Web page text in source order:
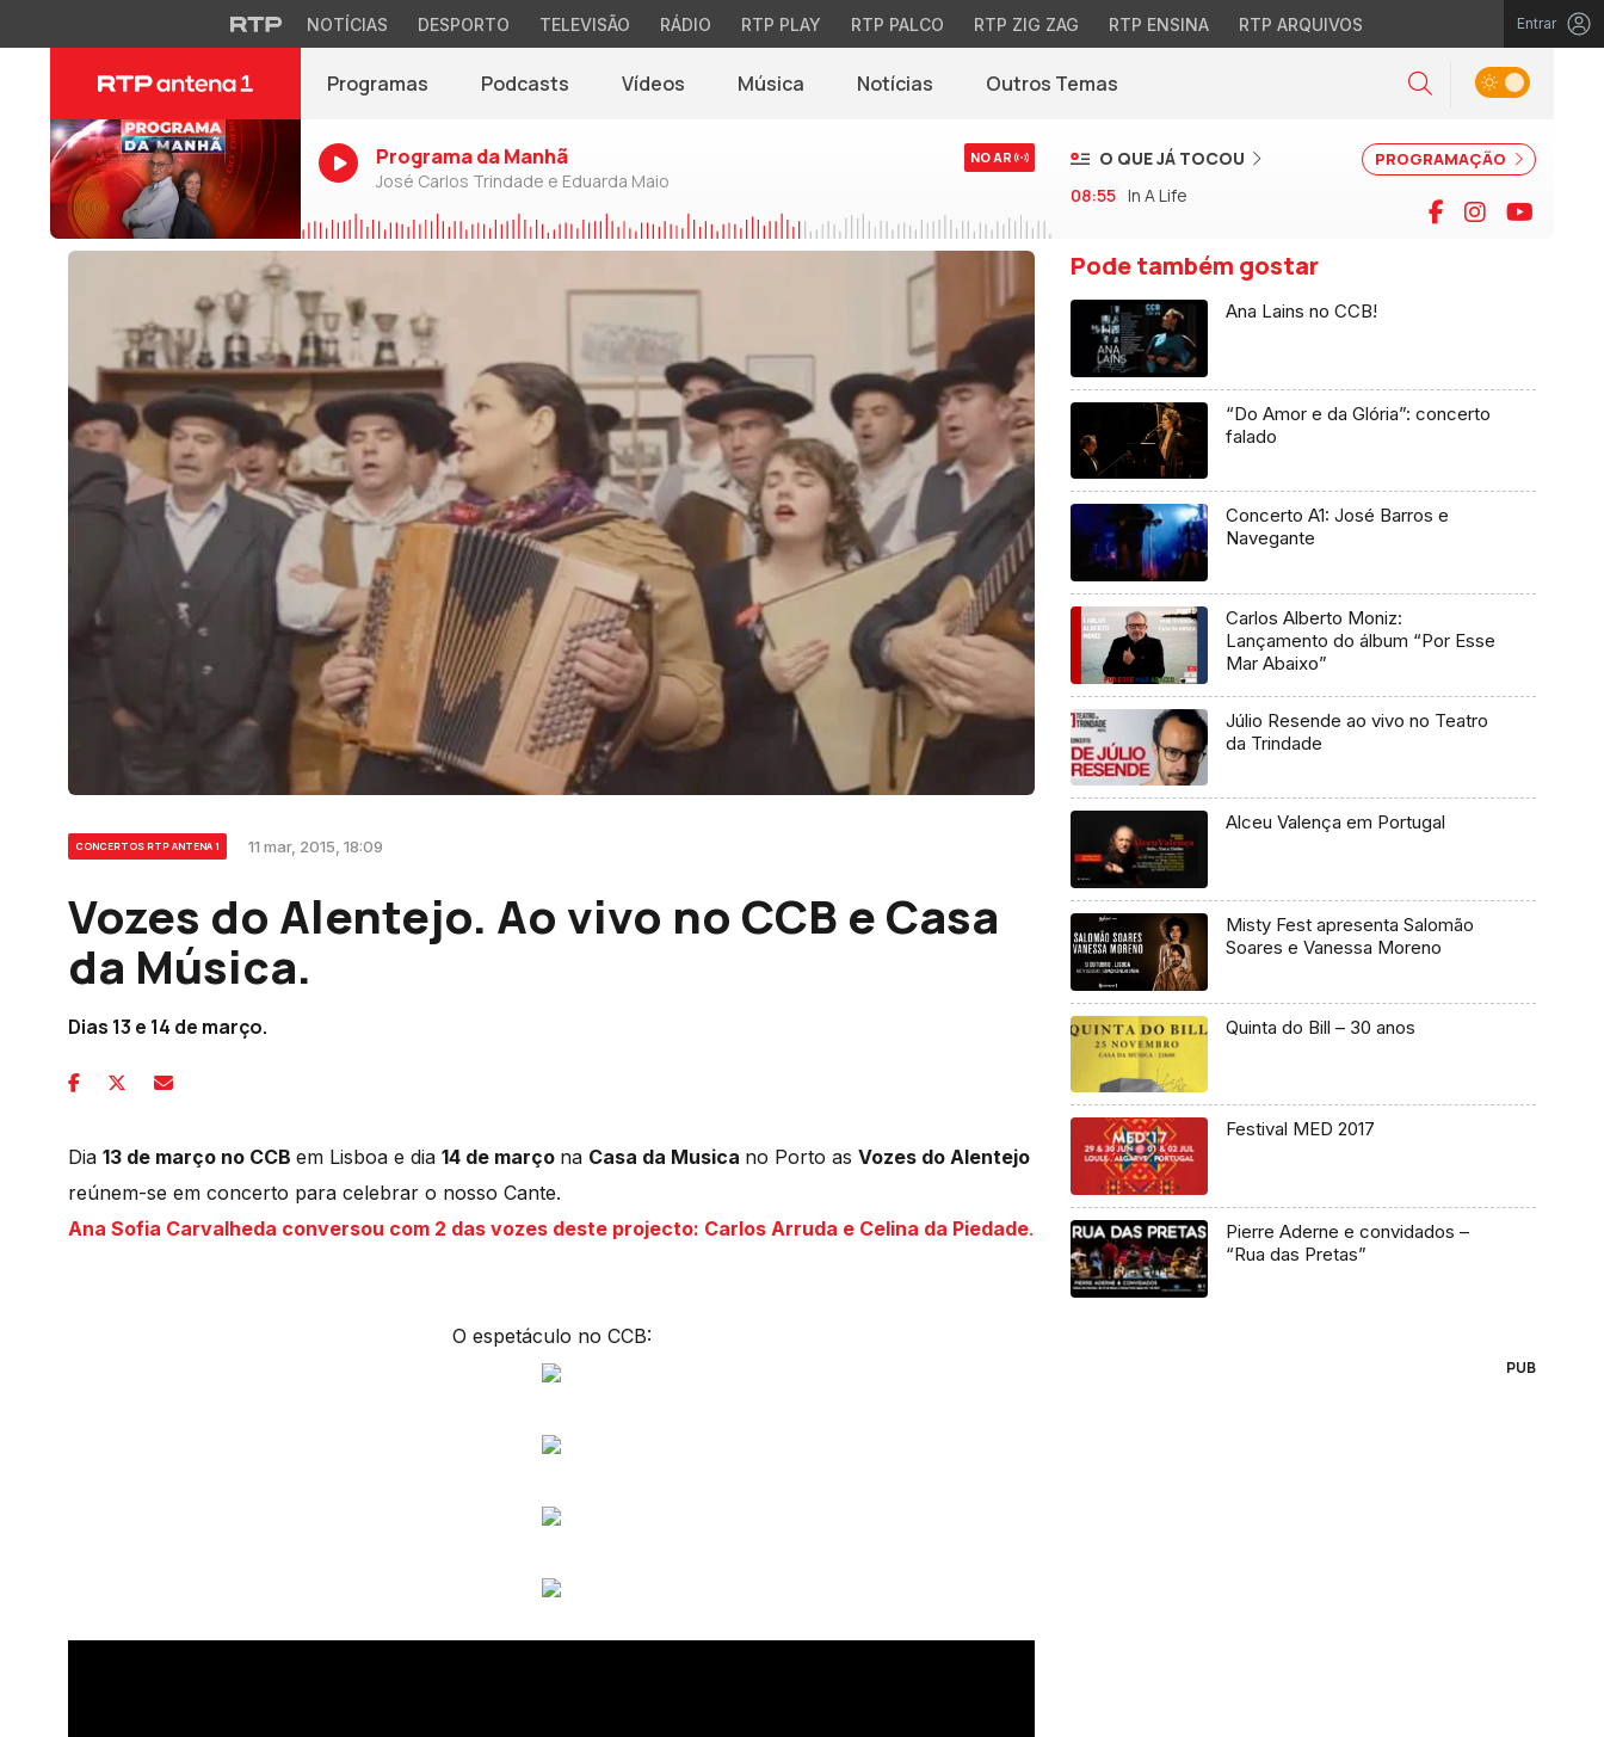
NOTÍCIAS DESPORTO TELEVISÃO RÁDIO RTP PLAY RTP PALCO RTP ZIG ZAG RTP ENSINA RTP ARQUIVOS Entrar
Programas Podcasts Vídeos Música Notícias(abre em nova janela)
Outros Temas Pesquisar
Alternar tema
Programa da Manhã
José Carlos Trindade e Eduarda Maio
NO AR PROGRAMAÇÃO
O QUE JÁ TOCOU
08:55 In A Life Facebook
Instagram
CONCERTOS RTP ANTENA 1 11 mar, 2015, 18:09
Vozes do Alentejo. Ao vivo no CCB e Casa
da Música.
Dias 13 e 14 de março.
Dia 13 de março no CCB em Lisboa e dia 14 de março na Casa da Musica no Porto as Vozes do Alentejo
reúnem-se em concerto para celebrar o nosso Cante.
Ana Sofia Carvalheda conversou com 2 das vozes deste projecto: Carlos Arruda e Celina da Piedade.
O espetáculo no CCB:
Pode também gostar
Ana Lains no CCB!
“Do Amor e da Glória”: concerto
falado
Concerto A1: José Barros e
Navegante
Carlos Alberto Moniz:
Lançamento do álbum “Por Esse
Mar Abaixo”
Júlio Resende ao vivo no Teatro
da Trindade
Alceu Valença em Portugal
Misty Fest apresenta Salomão
Soares e Vanessa Moreno
Quinta do Bill – 30 anos
Festival MED 2017
Pierre Aderne e convidados –
“Rua das Pretas”
PUB